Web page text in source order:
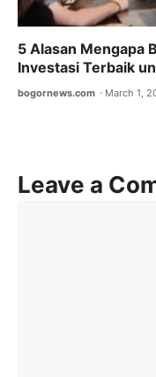
5 Alasan Mengapa
Investasi Terbaik
bogornews.com March 1,
Leave a